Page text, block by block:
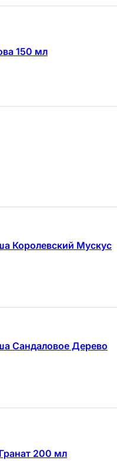
150 мл
Королевский Мускус
Сандаловое Дерево
200 мл